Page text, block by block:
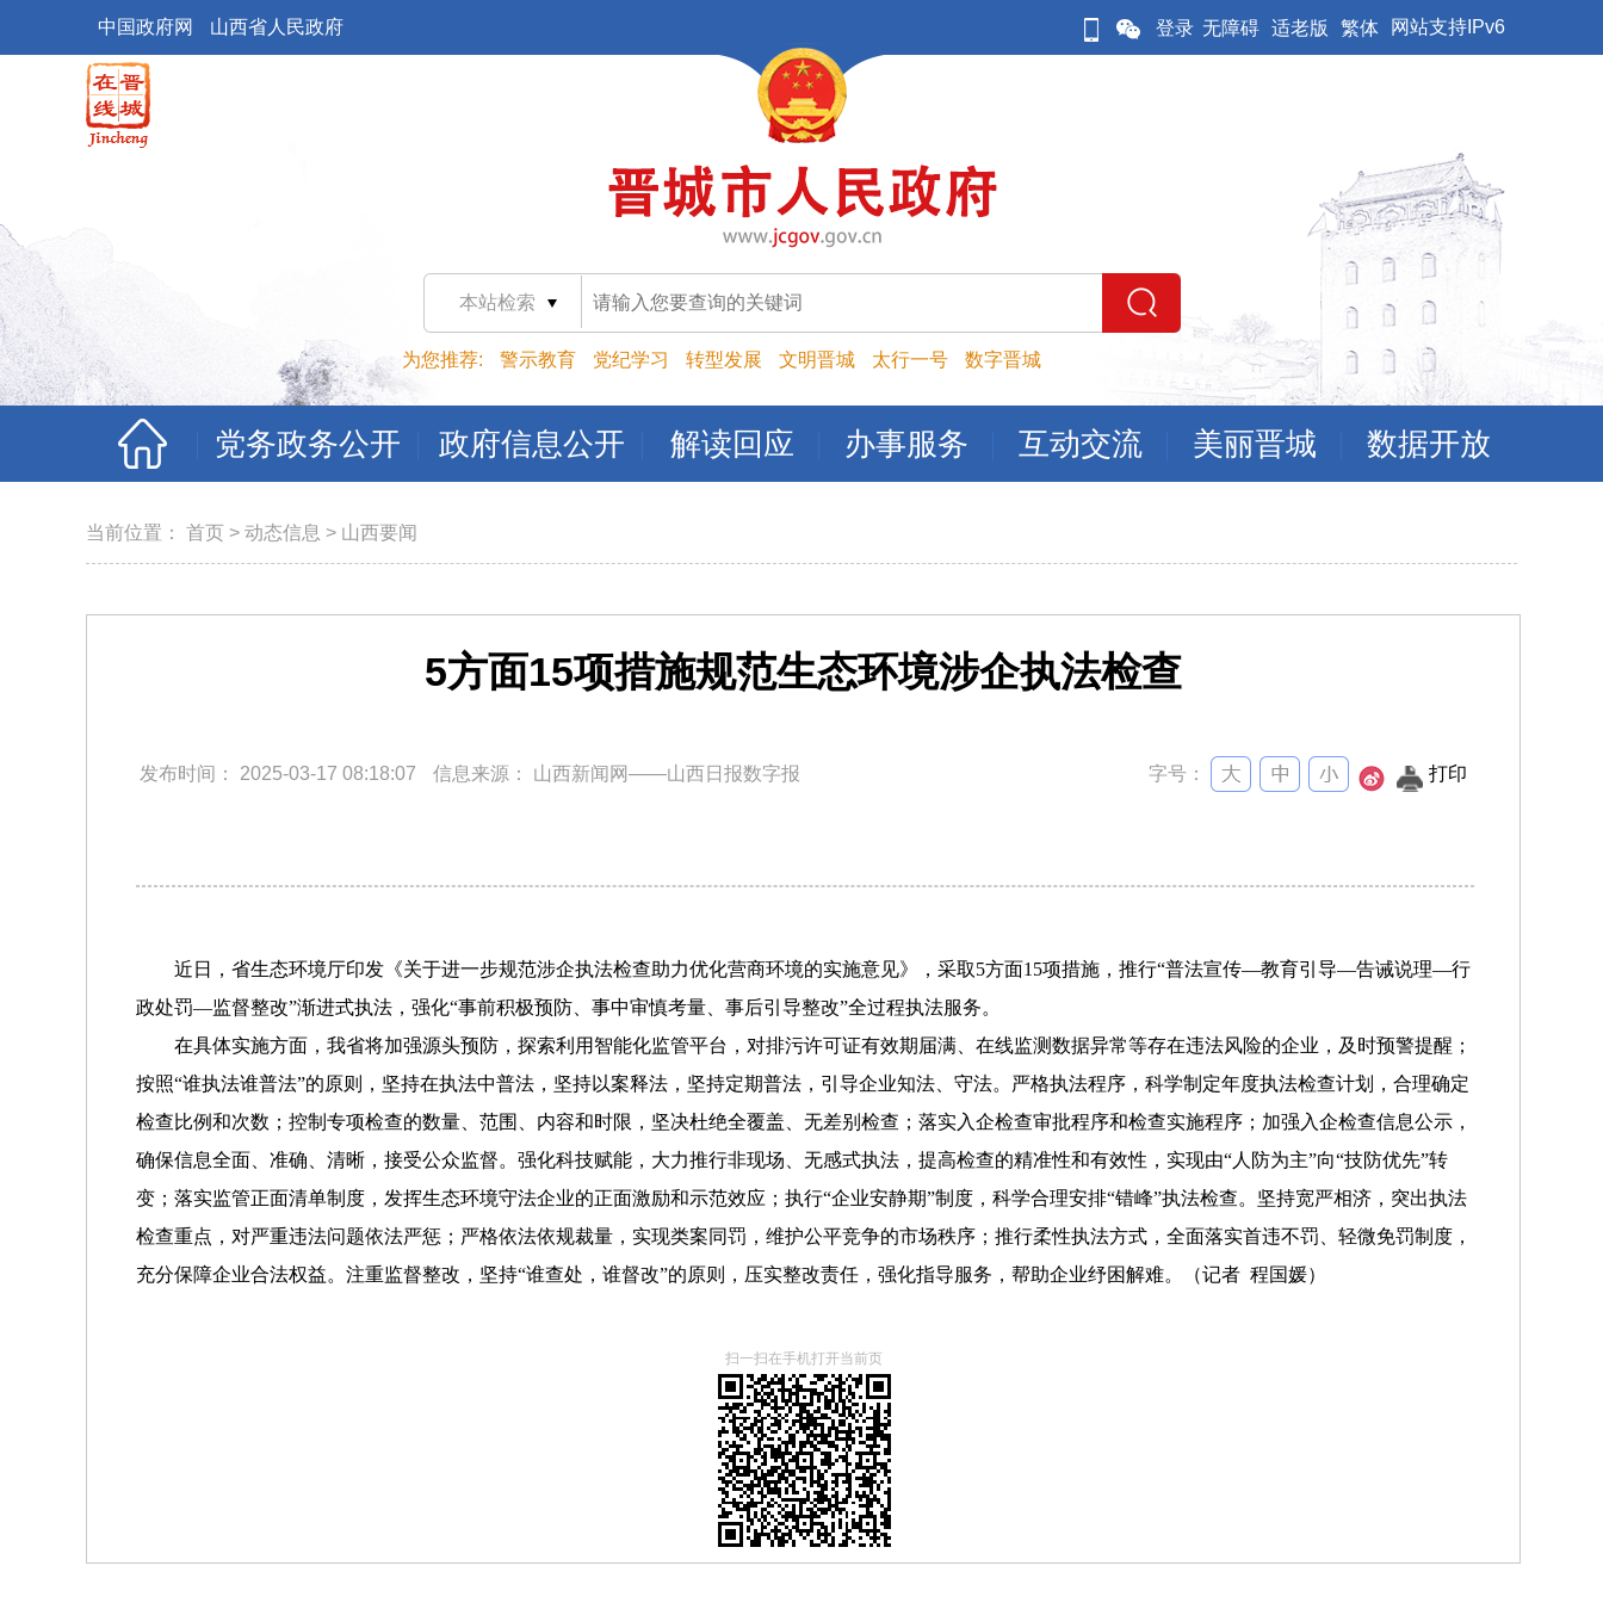
中国政府网 山西省人民政府 登录 无障碍 适老版 繁体 网站支持IPv6
本站检索
为您推荐: 警示教育 党纪学习 转型发展 文明晋城 太行一号 数字晋城
党务政务公开 政府信息公开 解读回应 办事服务 互动交流 美丽晋城 数据开放
当前位置： 首页 > 动态信息 > 山西要闻
5方面15项措施规范生态环境涉企执法检查
发布时间： 2025-03-17 08:18:07 信息来源： 山西新闻网——山西日报数字报 字号： 打印
近日，省生态环境厅印发《关于进一步规范涉企执法检查助力优化营商环境的实施意见》，采取5方面15项措施，推行“普法宣传—教育引导—告诫说理—行
政处罚—监督整改”渐进式执法，强化“事前积极预防、事中审慎考量、事后引导整改”全过程执法服务。
在具体实施方面，我省将加强源头预防，探索利用智能化监管平台，对排污许可证有效期届满、在线监测数据异常等存在违法风险的企业，及时预警提醒；
按照“谁执法谁普法”的原则，坚持在执法中普法，坚持以案释法，坚持定期普法，引导企业知法、守法。严格执法程序，科学制定年度执法检查计划，合理确定
检查比例和次数；控制专项检查的数量、范围、内容和时限，坚决杜绝全覆盖、无差别检查；落实入企检查审批程序和检查实施程序；加强入企检查信息公示，
确保信息全面、准确、清晰，接受公众监督。强化科技赋能，大力推行非现场、无感式执法，提高检查的精准性和有效性，实现由“人防为主”向“技防优先”转
变；落实监管正面清单制度，发挥生态环境守法企业的正面激励和示范效应；执行“企业安静期”制度，科学合理安排“错峰”执法检查。坚持宽严相济，突出执法
检查重点，对严重违法问题依法严惩；严格依法依规裁量，实现类案同罚，维护公平竞争的市场秩序；推行柔性执法方式，全面落实首违不罚、轻微免罚制度，
充分保障企业合法权益。注重监督整改，坚持“谁查处，谁督改”的原则，压实整改责任，强化指导服务，帮助企业纾困解难。（记者 程国媛）
扫一扫在手机打开当前页